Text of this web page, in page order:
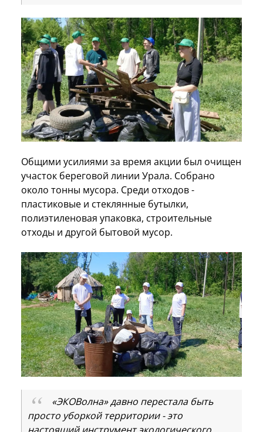
Общими усилиями за время акции был очищен
участок береговой линии Урала. Собрано
около тонны мусора. Среди отходов -
пластиковые и стеклянные бутылки,
полиэтиленовая упаковка, строительные
отходы и другой бытовой мусор.
«ЭКОВолна» давно перестала быть
просто уборкой территории - это